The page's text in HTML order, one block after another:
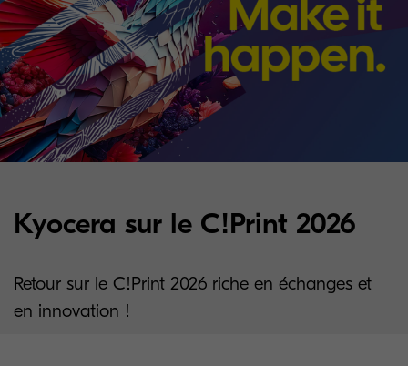
Kyocera sur le C!Print 2026
Retour sur le C!Print 2026 riche en échanges et
en innovation !